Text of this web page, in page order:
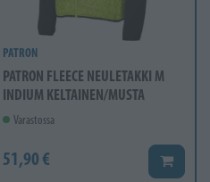
PATRON
PATRON FLEECE NEULETAKKI M
INDIUM KELTAINEN/MUSTA
Varastossa
51,90 € Lisää